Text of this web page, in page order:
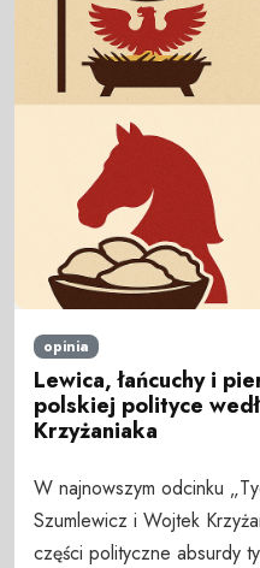
opinia
Lewica, łańcuchy i
polskiej polityce
Krzyżaniaka
W najnowszym odcinku
Szumlewicz i Wojtek
części polityczne absurdy